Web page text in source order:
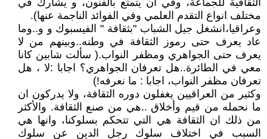
الثقافية للجماعة، وفي ان يتمتع بالفنون، و يشارك في
مختلف انواع التقدم العلمي وفي الفوائد الناجمة عنها).
وعراقيا،انشغل جيل الشباب "بثقافة " الفيسبوك و و..وما
عاد يعرف حتى رموز الثقافة في وطنه..وبينهم من لا
يعرف حتى الجواهري ومظفر النواب.( سألت شابين كانا
معي في الطائرة..هل تعرفان الجواهري؟ اجابا :لا ، هل
تعرفان مظفر النواب، اجابا : ما نعرفه!)
وكثير من العراقيين يغفلون دوره الثقافة، ولا يدركون ان
ما نحمله من قيم وأخلاق ..هي من صنع الثقافة. والأكثر
من ذلك ان الثقافة هي التي تتحكم بسلوكنا، وانها هي
السبب في اختلاف سلوك رجل الدين عن سلوك